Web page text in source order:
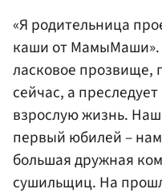
«Я родительница
каши от
ласковое прозвище,
сейчас, а
взрослую жизнь.
первый юбилей –
большая дружная
сушильщиц. На